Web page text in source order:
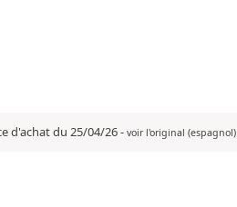
d'achat du 25/04/26- voir l'original (espagnol)